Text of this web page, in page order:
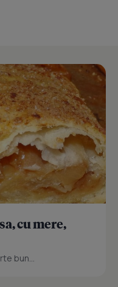
cu mere,
bun...